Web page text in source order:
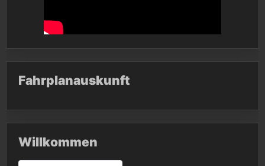
Fahrplanauskunft
Willkommen